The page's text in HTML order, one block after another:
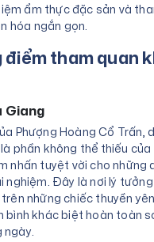
ẩm thực đặc sản và
hóa ngắn gọn.
điểm tham quan
Giang
Phượng Hoàng Cổ Trấn,
phần không thể thiếu
nhấn tuyệt vời cho những
nghiệm. Đây là nơi lý
những chiếc thuyền
bình khác biệt hoàn toàn
ngày.